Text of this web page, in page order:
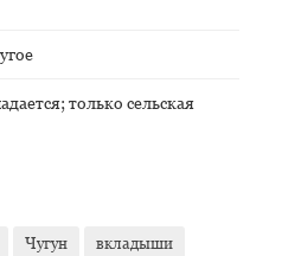
только сельская
Чугун вкладыши